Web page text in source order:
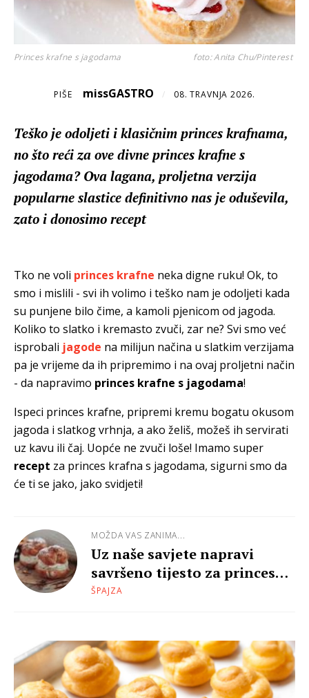
Princes krafne s jagodama foto: Anita Chu/Pinterest
PIŠE missGASTRO / 08. TRAVNJA 2026.
Teško je odoljeti i klasičnim princes krafnama,
no što reći za ove divne princes krafne s
jagodama? Ova lagana, proljetna verzija
popularne slastice definitivno nas je oduševila,
zato i donosimo recept
Tko ne voli princes krafne neka digne ruku! Ok, to
smo i mislili - svi ih volimo i teško nam je odoljeti kada
su punjene bilo čime, a kamoli pjenicom od jagoda.
Koliko to slatko i kremasto zvuči, zar ne? Svi smo već
isprobali jagode na milijun načina u slatkim verzijama
pa je vrijeme da ih pripremimo i na ovaj proljetni način
- da napravimo princes krafne s jagodama!
Ispeci princes krafne, pripremi kremu bogatu okusom
jagoda i slatkog vrhnja, a ako želiš, možeš ih servirati
uz kavu ili čaj. Uopće ne zvuči loše! Imamo super
recept za princes krafna s jagodama, sigurni smo da
će ti se jako, jako svidjeti!
MOŽDA VAS ZANIMA...
Uz naše savjete napravi
savršeno tijesto za princes
krafne
ŠPAJZA